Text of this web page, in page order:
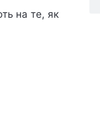
на те, як